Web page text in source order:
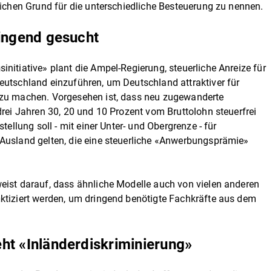
Grund für die unterschiedliche Besteuerung zu nennen.
gesucht
plant die Ampel-Regierung, steuerliche Anreize für
einzuführen, um Deutschland attraktiver für
machen. Vorgesehen ist, dass neu zugewanderte
Jahren 30, 20 und 10 Prozent vom Bruttolohn steuerfrei
soll - mit einer Unter- und Obergrenze - für
gelten, die eine steuerliche «Anwerbungsprämie»
darauf, dass ähnliche Modelle auch von vielen anderen
werden, um dringend benötigte Fachkräfte aus dem
«Inländerdiskriminierung»